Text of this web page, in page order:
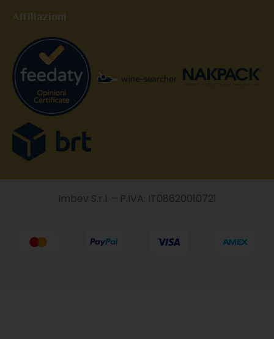
Affiliazioni
Imbev S.r.l. – P.IVA: IT08620010721